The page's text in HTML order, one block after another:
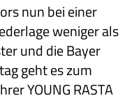
nun bei einer
weniger als
und die Bayer
geht es zum
YOUNG RASTA